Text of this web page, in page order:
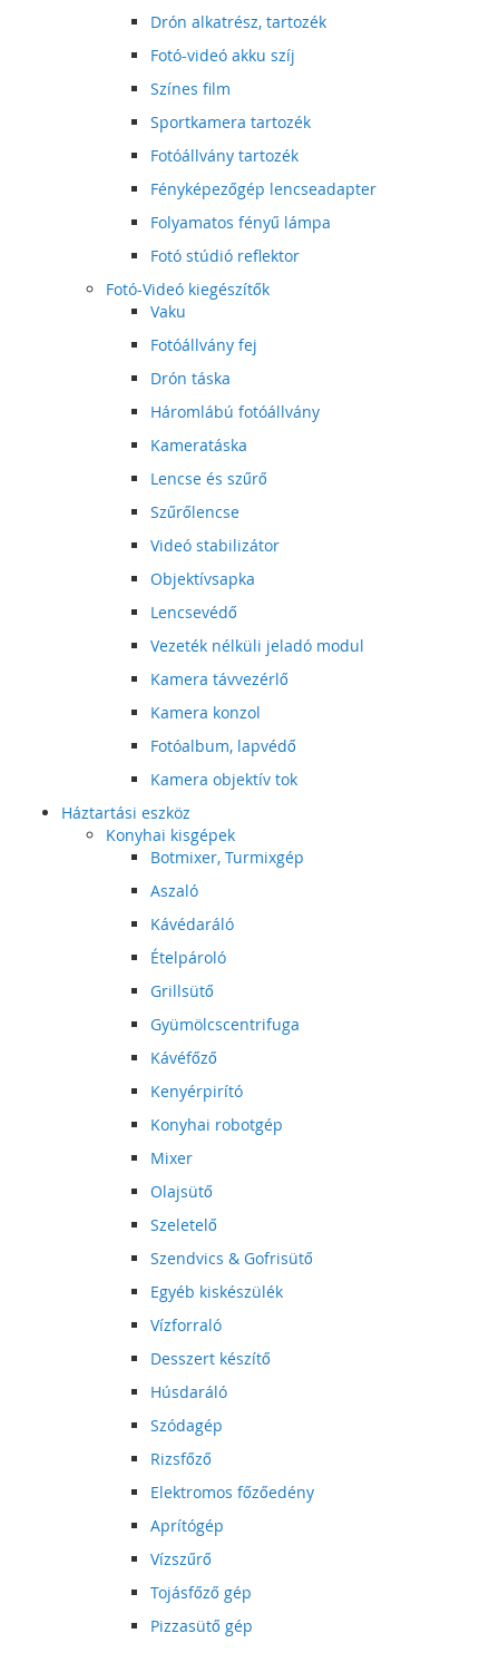
Drón alkatrész, tartozék
Fotó-videó akku szíj
Színes film
Sportkamera tartozék
Fotóállvány tartozék
Fényképezőgép lencseadapter
Folyamatos fényű lámpa
Fotó stúdió reflektor
Fotó-Videó kiegészítők
Vaku
Fotóállvány fej
Drón táska
Háromlábú fotóállvány
Kameratáska
Lencse és szűrő
Szűrőlencse
Videó stabilizátor
Objektívsapka
Lencsevédő
Vezeték nélküli jeladó modul
Kamera távvezérlő
Kamera konzol
Fotóalbum, lapvédő
Kamera objektív tok
Háztartási eszköz
Konyhai kisgépek
Botmixer, Turmixgép
Aszaló
Kávédaráló
Ételpároló
Grillsütő
Gyümölcscentrifuga
Kávéfőző
Kenyérpirító
Konyhai robotgép
Mixer
Olajsütő
Szeletelő
Szendvics & Gofrisütő
Egyéb kiskészülék
Vízforraló
Desszert készítő
Húsdaráló
Szódagép
Rizsfőző
Elektromos főzőedény
Aprítógép
Vízszűrő
Tojásfőző gép
Pizzasütő gép